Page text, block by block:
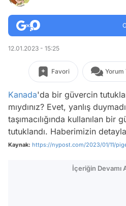
12.01.2023 - 15:25
Favori Yorum
Kanada'da bir güvercin
mıydınız? Evet, yanlış
taşımacılığında kullanılan bir
tutuklandı. Haberimizin
Kaynak: https://nypost.com/2023/01/11/
İçeriğin Devamı